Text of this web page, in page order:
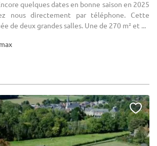
quelques dates en bonne saison en 2025
nous directement par téléphone. Cette
de deux grandes salles. Une de 270 m² et ...